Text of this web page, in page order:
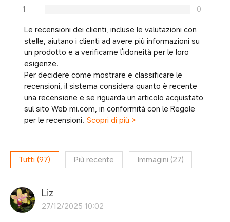
1
0
Le recensioni dei clienti, incluse le valutazioni con
stelle, aiutano i clienti ad avere più informazioni su
un prodotto e a verificarne l'idoneità per le loro
esigenze.
Per decidere come mostrare e classificare le
recensioni, il sistema considera quanto è recente
una recensione e se riguarda un articolo acquistato
sul sito Web mi.com, in conformità con le Regole
per le recensioni. Scopri di più >
Tutti (97) Più recente Immagini (27)
Liz
27/12/2025 10:02